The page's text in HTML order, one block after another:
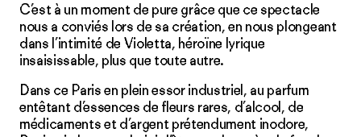
C’est à un moment de pure grâce que ce spectacle
nous a conviés lors de sa création, en nous plongeant
dans l’intimité de Violetta, héroïne lyrique
insaisissable, plus que toute autre.
Dans ce Paris en plein essor industriel, au parfum
entêtant d’essences de fleurs rares, d’alcool, de
médicaments et d’argent prétendument inodore,